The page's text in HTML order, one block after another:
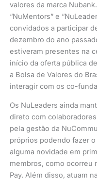
valores da marca
“NuMentors” e
convidados a participar
dezembro do ano
estiveram presentes na
início da oferta pública
a Bolsa de Valores do
interagir com os co-
Os NuLeaders ainda
direto com
pela gestão da
próprios podendo fazer
alguma novidade em
membros, como ocorreu
Pay. Além disso, atuam